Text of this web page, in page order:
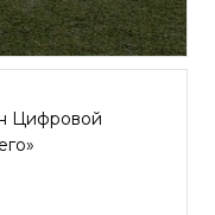
Цифровой